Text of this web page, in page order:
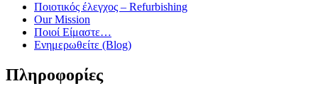
Ποιοτικός έλεγχος – Refurbishing
Our Mission
Ποιοί Είμαστε…
Ενημερωθείτε (Blog)
Πληροφορίες